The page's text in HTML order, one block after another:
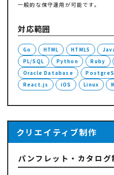
一般的な保守運用が可能です。
対応範囲
Go HTML HTML5
PL/SQL
Python Ruby
Oracle Database
React.js
iOS Linux
クリエイティブ制作
パンフレット・カタログ